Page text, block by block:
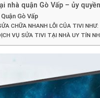
nhà quận Gò Vấp – ủy
Gò Vấp
CHỮA NHANH LỖI CỦA TIVI NHƯ:
VỤ SỬA TIVI TẠI NHÀ UY TÍN